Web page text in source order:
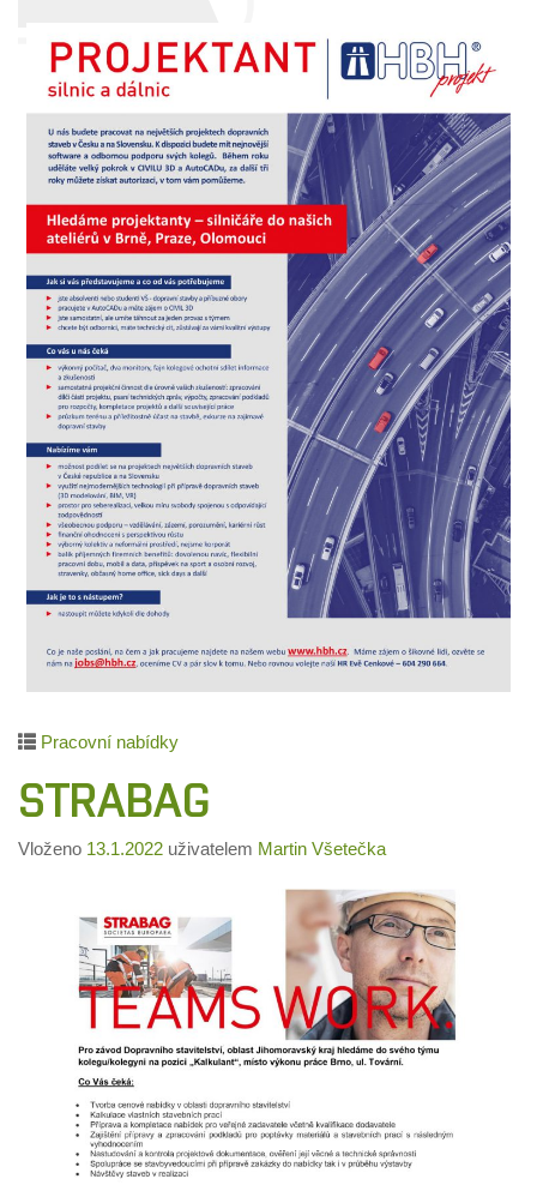
Pracovní nabídky
STRABAG
Vloženo 13.1.2022 uživatelem Martin Všetečka